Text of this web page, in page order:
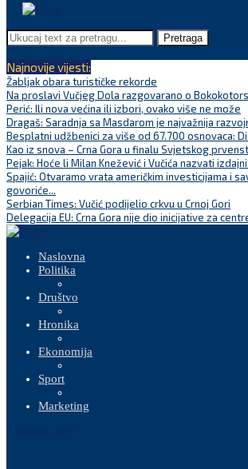
Pretraga
Najnovije vijesti:
Žabljak obara turističke rekorde
Na proslavi Vučjeg Dola razgovarano o
Perić: Ili nova većina ili izbori, ovako više ne može
Dragaš: Saradnja sa Masdarom je najvažnija
Besplatni udžbenici za više od 67.700 osnovaca:
Kao iz snova – Crna Gora u finalu Svjetskog
Pejak: Hoće li Milan Knežević i Vučića nazvati
Spajić: Otvaramo vrata američkim investicijama i
govoriće...
Serbian Times: Vučić podijelio crkvu u Crnoj Gori
Delegacija EU: Crna Gora nije dio inicijative za
Naslovna
Politika
Društvo
Hronika
Ekonomija
Sport
Marketing